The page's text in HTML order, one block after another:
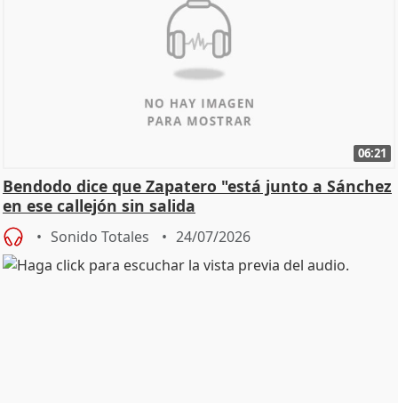
06:21
Bendodo dice que Zapatero "está junto a Sánchez
en ese callejón sin salida
Sonido Totales 24/07/2026